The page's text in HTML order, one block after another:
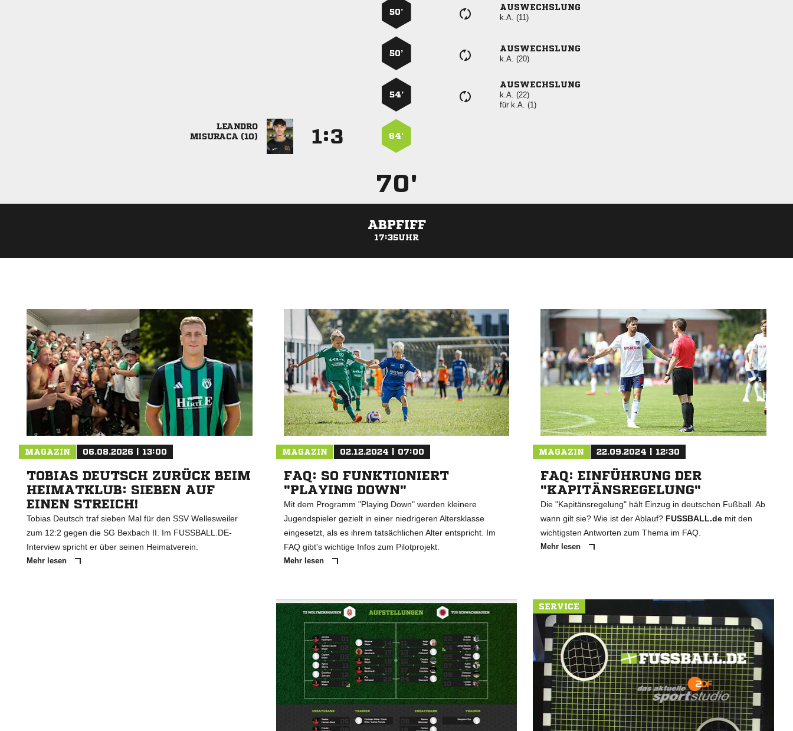
50’
AUSWECHSLUNG
k.A. (11)
50’
AUSWECHSLUNG
k.A. (20)
54’
AUSWECHSLUNG
k.A. (22)
für k.A. (1)

 
: 64’
70'
ABPFIFF
17:35UHR
MAGAZIN 06.08.2026 | 13:00
TOBIAS DEUTSCH ZURÜCK BEIM
HEIMATKLUB: SIEBEN AUF
EINEN STREICH!
Tobias Deutsch traf sieben Mal für den SSV Wellesweiler
zum 12:2 gegen die SG Bexbach II. Im FUSSBALL.DE-
Interview spricht er über seinen Heimatverein.
Mehr lesen
MAGAZIN 02.12.2024 | 07:00
FAQ: SO FUNKTIONIERT
"PLAYING DOWN"
Mit dem Programm "Playing Down" werden kleinere
Jugendspieler gezielt in einer niedrigeren Altersklasse
eingesetzt, als es ihrem tatsächlichen Alter entspricht. Im
FAQ gibt's wichtige Infos zum Pilotprojekt.
Mehr lesen
MAGAZIN 22.09.2024 | 12:30
FAQ: EINFÜHRUNG DER
"KAPITÄNSREGELUNG"
Die "Kapitänsregelung" hält Einzug in deutschen Fußball. Ab
wann gilt sie? Wie ist der Ablauf? FUSSBALL.de mit den
wichtigsten Antworten zum Thema im FAQ.
Mehr lesen
SERVICE